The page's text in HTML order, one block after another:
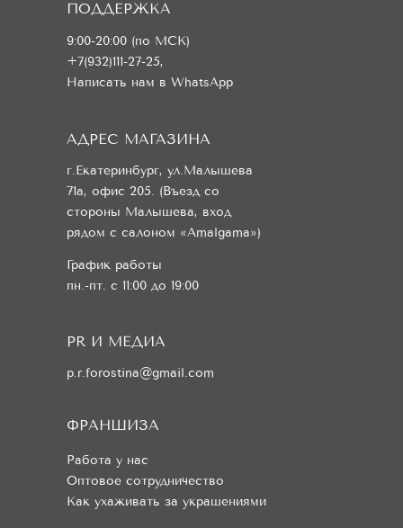
ПОДДЕРЖКА
АДРЕС МАГАЗИНА
г.Екатеринбург, ул.Малышева
71а, офис 205. (Въезд со
стороны Малышева, вход
рядом с салоном «Amalgama»)
График работы
пн.-пт. с 11:00 до 19:00
9:00-20:00 (по МСК)
+7(932)111-27-25,
Написать нам в WhatsApp
PR И МЕДИА
p.r.forostina@gmail.com
ФРАНШИЗА
Работа у нас
Оптовое сотрудничество
Как ухаживать за украшениями